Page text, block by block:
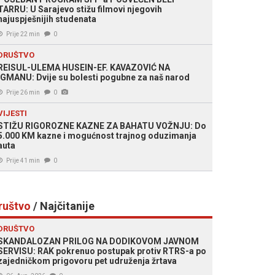
U Sarajevo stižu filmovi njegovih
studenata
Prije 22 min 0
ULEMA HUSEIN-EF. KAVAZOVIĆ NA
Dvije su bolesti pogubne za naš narod
Prije 26 min 0
RIGOROZNE KAZNE ZA BAHATU VOŽNJU: Do
KM kazne i mogućnost trajnog oduzimanja
Prije 41 min 0
/ Najčitanije
PRILOG NA DODIKOVOM JAVNOM
RAK pokrenuo postupak protiv RTRS-a po
prigovoru pet udruženja žrtava